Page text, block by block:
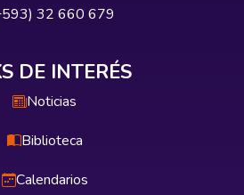
32 660 679
DE INTERÉS
Noticias
Biblioteca
Calendarios